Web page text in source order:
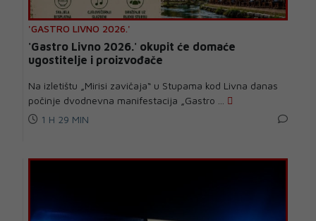
'GASTRO LIVNO 2026.'
'Gastro Livno 2026.' okupit će domaće
ugostitelje i proizvođače
Na izletištu „Mirisi zavičaja“ u Stupama kod Livna danas
počinje dvodnevna manifestacija „Gastro ...
1 H 29 MIN